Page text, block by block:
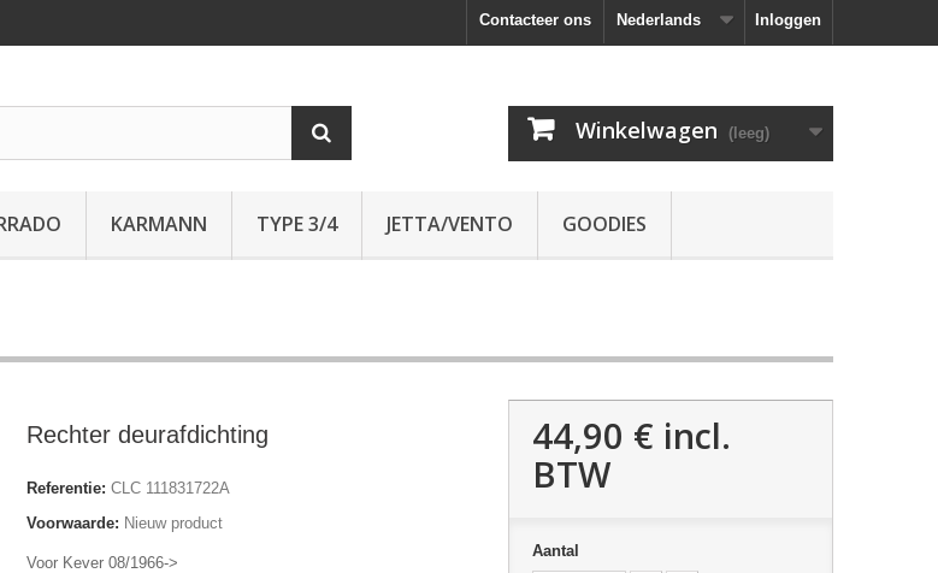
Inloggen
Nederlands
Contacteer ons
Winkelwagen (leeg)
KARMANN TYPE 3/4 JETTA/VENTO GOODIES
Rechter deurafdichting
Referentie: CLC 111831722A
Voorwaarde: Nieuw product
Voor Kever 08/1966->
44,90 € incl.
BTW
Aantal